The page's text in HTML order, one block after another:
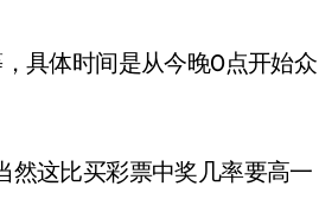
具体时间是从今晚0点开始众
然这比买彩票中奖几率要高一